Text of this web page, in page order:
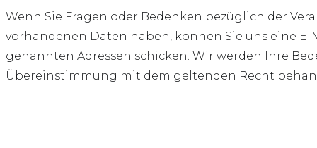
Wenn Sie Fragen oder Bedenken bezüglich der
vorhandenen Daten haben, können Sie uns eine E-
genannten Adressen schicken. Wir werden Ihre
Übereinstimmung mit dem geltenden Recht